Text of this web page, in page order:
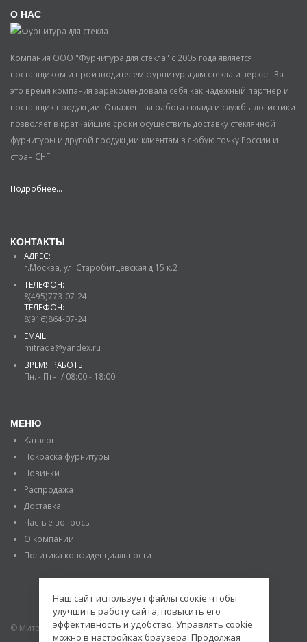
О НАС
Компания ООО "Фурнитура для стекла" с 2005 года является
поставщиком и производителем фурнитуры для стекла и зеркал. За
это время компания зарекомендовала себя как надежный партнер и
поставщик продукции. Отлаженная работа склада и службы логистики
позволяет в кратчайшие сроки осуществить доставку стеклянной
фурнитуры и другой продукции клиентам в любую точку России и
стран СНГ.
Подробнее...
КОНТАКТЫ
АДРЕС:
г.Москва, ул. Старобитцевская д.15 к.2
ТЕЛЕФОН:
8(495)773-07-24
ТЕЛЕФОН:
8(916)864-07-24
EMAIL:
mitrade@yandex.ru
ВРЕМЯ РАБОТЫ:
Пн. - Птн. / 08:00 - 18:00
МЕНЮ
Каталог
Покраска фурнитуры
Новинки
Распродажа
Доставка
Частые вопросы
О компании
Политика конфиденциальности
© Митраде. 2020. Все права защищены.
Наш сайт использует файлы соокіе чтобы
улучшить работу сайта, повысить его
эффективность и удобство. Управлять cookie
можно в настройках браузера. Продолжая